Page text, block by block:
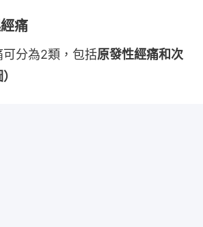
痛
分為2類，包括原發性經痛和次